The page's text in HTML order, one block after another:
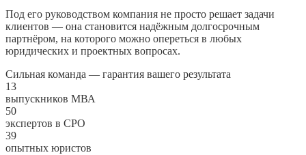
Под его руководством компания не просто решает задачи
клиентов — она становится надёжным долгосрочным
партнёром, на которого можно опереться в любых
юридических и проектных вопросах.
Сильная команда — гарантия вашего результата
13
выпускников МВА
50
экспертов в СРО
39
опытных юристов